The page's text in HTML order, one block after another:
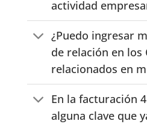
actividad
¿Puedo ingresar
de relación en los
relacionados en
En la facturación
alguna clave que